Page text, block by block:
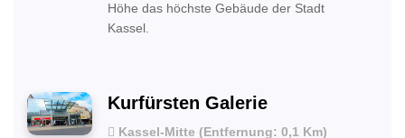
Höhe das höchste Gebäude der Stadt
Kassel.
Kurfürsten Galerie
Kassel-Mitte (Entfernung: 0,1 Km)